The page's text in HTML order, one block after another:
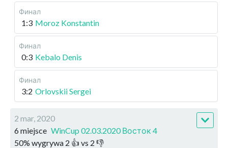
Финал
1:3 Moroz Konstantin
Финал
0:3 Kebalo Denis
Финал
3:2 Orlovskii Sergei
2 mar, 2020
6 miejsce WinCup 02.03.2020 Восток 4
50% wygrywa 2 👍 vs 2 👎